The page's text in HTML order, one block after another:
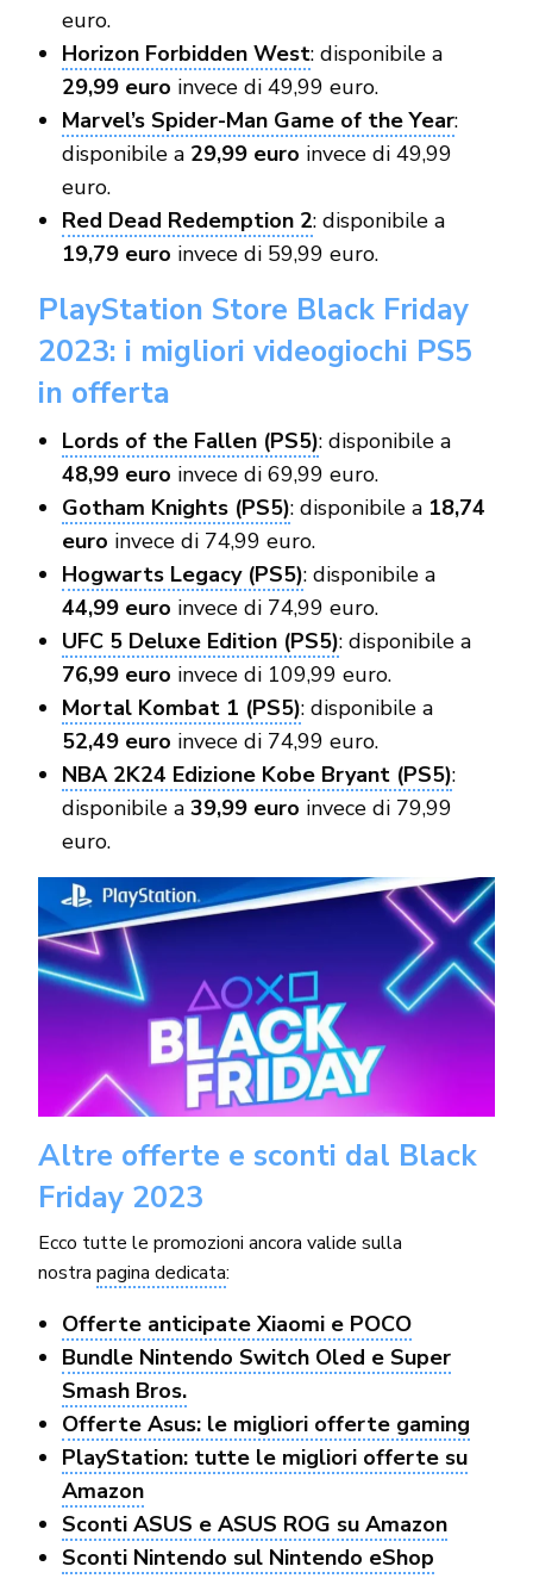
euro.
Horizon Forbidden West: disponibile a
29,99 euro invece di 49,99 euro.
Marvel’s Spider-Man Game of the Year:
disponibile a 29,99 euro invece di 49,99
euro.
Red Dead Redemption 2: disponibile a
19,79 euro invece di 59,99 euro.
PlayStation Store Black Friday
2023: i migliori videogiochi PS5
in offerta
Lords of the Fallen (PS5): disponibile a
48,99 euro invece di 69,99 euro.
Gotham Knights (PS5): disponibile a 18,74
euro invece di 74,99 euro.
Hogwarts Legacy (PS5): disponibile a
44,99 euro invece di 74,99 euro.
UFC 5 Deluxe Edition (PS5): disponibile a
76,99 euro invece di 109,99 euro.
Mortal Kombat 1 (PS5): disponibile a
52,49 euro invece di 74,99 euro.
NBA 2K24 Edizione Kobe Bryant (PS5):
disponibile a 39,99 euro invece di 79,99
euro.
Altre offerte e sconti dal Black
Friday 2023
Ecco tutte le promozioni ancora valide sulla
nostra pagina dedicata:
Offerte anticipate Xiaomi e POCO
Bundle Nintendo Switch Oled e Super
Smash Bros.
Offerte Asus: le migliori offerte gaming
PlayStation: tutte le migliori offerte su
Amazon
Sconti ASUS e ASUS ROG su Amazon
Sconti Nintendo sul Nintendo eShop